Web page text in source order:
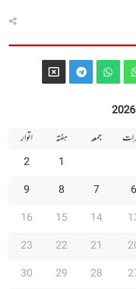
WhatsApp
WhatsApp
Telegram
X
جمعہ ہفتہ
اتوار
1
2
6
7
8
9
14
15
16
21
22
23
28
29
30